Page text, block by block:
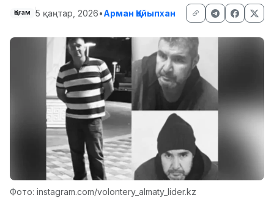
Қоғам 5 қаңтар, 2026•Арман Қайыпхан
Фото: instagram.com/volontery_almaty_lider.kz